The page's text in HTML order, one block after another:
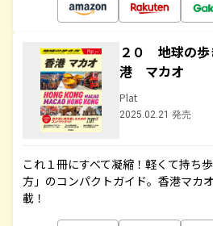
２０ 地球の
港 マカオ
Plat
2025.02.21 発売
これ１冊にすべて凝縮！軽くて持ち
方」のコンパクトガイド。香港マカ
載！